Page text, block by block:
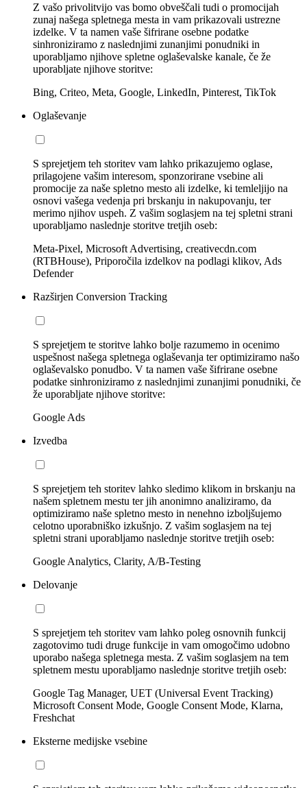
Z vašo privolitvijo vas bomo obveščali tudi o promocijah
zunaj našega spletnega mesta in vam prikazovali ustrezne
izdelke. V ta namen vaše šifrirane osebne podatke
sinhroniziramo z naslednjimi zunanjimi ponudniki in
uporabljamo njihove spletne oglaševalske kanale, če že
uporabljate njihove storitve:
Bing, Criteo, Meta, Google, LinkedIn, Pinterest, TikTok
Oglaševanje
S sprejetjem teh storitev vam lahko prikazujemo oglase,
prilagojene vašim interesom, sponzorirane vsebine ali
promocije za naše spletno mesto ali izdelke, ki temleljijo na
osnovi vašega vedenja pri brskanju in nakupovanju, ter
merimo njihov uspeh. Z vašim soglasjem na tej spletni strani
uporabljamo naslednje storitve tretjih oseb:
Meta-Pixel, Microsoft Advertising, creativecdn.com
(RTBHouse), Priporočila izdelkov na podlagi klikov, Ads
Defender
Razširjen Conversion Tracking
S sprejetjem te storitve lahko bolje razumemo in ocenimo
uspešnost našega spletnega oglaševanja ter optimiziramo našo
oglaševalsko ponudbo. V ta namen vaše šifrirane osebne
podatke sinhroniziramo z naslednjimi zunanjimi ponudniki, če
že uporabljate njihove storitve:
Google Ads
Izvedba
S sprejetjem teh storitev lahko sledimo klikom in brskanju na
našem spletnem mestu ter jih anonimno analiziramo, da
optimiziramo naše spletno mesto in nenehno izboljšujemo
celotno uporabniško izkušnjo. Z vašim soglasjem na tej
spletni strani uporabljamo naslednje storitve tretjih oseb:
Google Analytics, Clarity, A/B-Testing
Delovanje
S sprejetjem teh storitev vam lahko poleg osnovnih funkcij
zagotovimo tudi druge funkcije in vam omogočimo udobno
uporabo našega spletnega mesta. Z vašim soglasjem na tem
spletnem mestu uporabljamo naslednje storitve tretjih oseb:
Google Tag Manager, UET (Universal Event Tracking)
Microsoft Consent Mode, Google Consent Mode, Klarna,
Freshchat
Eksterne medijske vsebine